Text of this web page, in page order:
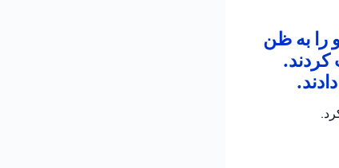
را به ظن
کردند.